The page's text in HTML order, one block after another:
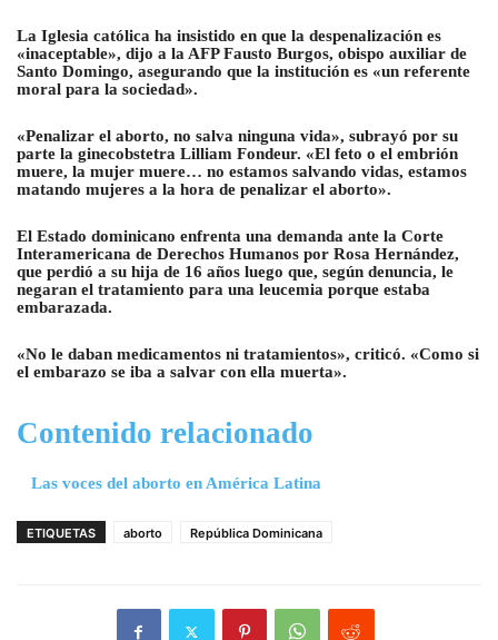
La Iglesia católica ha insistido en que la despenalización es
«inaceptable», dijo a la AFP Fausto Burgos, obispo auxiliar de
Santo Domingo, asegurando que la institución es «un referente
moral para la sociedad».
«Penalizar el aborto, no salva ninguna vida», subrayó por su
parte la ginecobstetra Lilliam Fondeur. «El feto o el embrión
muere, la mujer muere… no estamos salvando vidas, estamos
matando mujeres a la hora de penalizar el aborto».
El Estado dominicano enfrenta una demanda ante la Corte
Interamericana de Derechos Humanos por Rosa Hernández,
que perdió a su hija de 16 años luego que, según denuncia, le
negaran el tratamiento para una leucemia porque estaba
embarazada.
«No le daban medicamentos ni tratamientos», criticó. «Como si
el embarazo se iba a salvar con ella muerta».
Contenido relacionado
Las voces del aborto en América Latina
ETIQUETAS aborto República Dominicana